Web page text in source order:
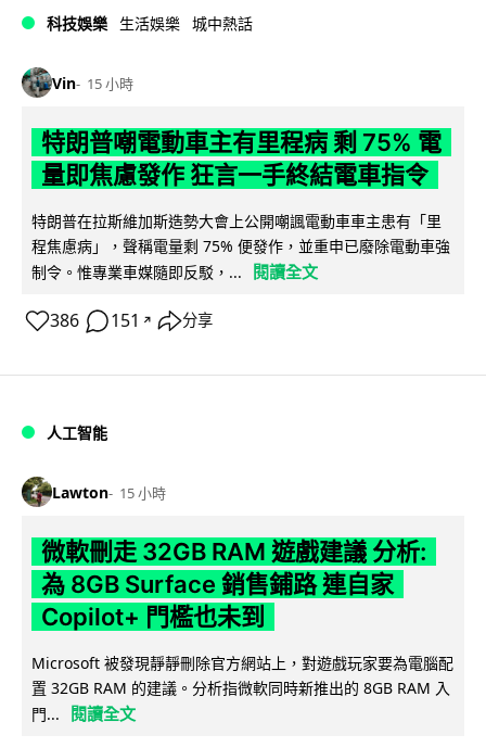
科技娛樂 生活娛樂 城中熱話
Vin 15 小時
特朗普嘲電動車主有里程病 剩 75% 電
量即焦慮發作 狂言一手終結電車指令
特朗普在拉斯維加斯造勢大會上公開嘲諷電動車車主患有「里
程焦慮病」，聲稱電量剩 75% 便發作，並重申已廢除電動車強
制令。惟專業車媒隨即反駁，...
閱讀全文
386 151 ↗ 分享
人工智能
Lawton 15 小時
微軟刪走 32GB RAM 遊戲建議 分析:
為 8GB Surface 銷售鋪路 連自家
Copilot+ 門檻也未到
Microsoft 被發現靜靜刪除官方網站上，對遊戲玩家要為電腦配
置 32GB RAM 的建議。分析指微軟同時新推出的 8GB RAM 入
門...
閱讀全文